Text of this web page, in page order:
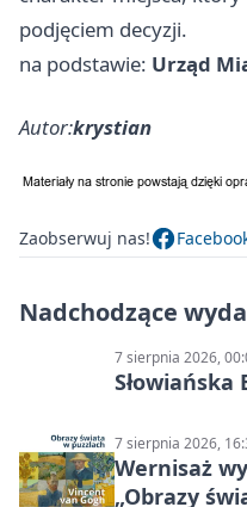
podjęciem decyzji.
na podstawie: Urząd
Autor:krystian
Zaobserwuj nas!
Nadchodzące
7 sierpnia 2026,
7 sierpnia 2026,
Wernisaż
„Obrazy